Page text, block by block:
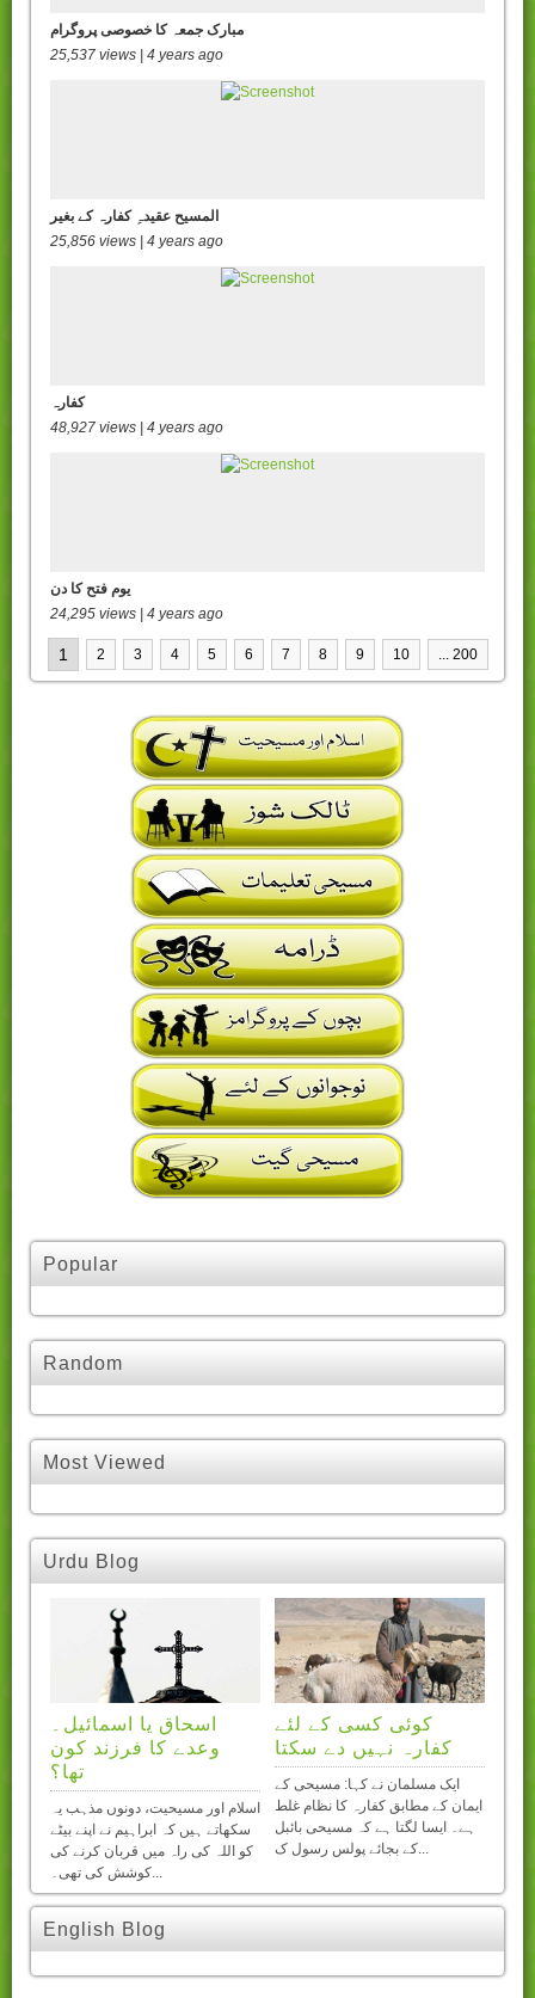
مبارک جمعہ کا خصوصی پروگرام
25,537 views | 4 years ago
المسیح عقیدہِ کفارہ کے بغیر
25,856 views | 4 years ago
کفارہ
48,927 views | 4 years ago
یوم فتح کا دن
24,295 views | 4 years ago
1 2 3 4 5 6 7 8 9 10 ... 200
Popular
Random
Most Viewed
Urdu Blog
اسحاق یا اسمائیل۔
وعدے کا فرزند کون
تھا؟
اسلام اور مسیحیت، دونوں مذہب یہ
سکھاتے ہیں کہ ابراہیم نے اپنے بیٹے
کو اللہ کی راہ میں قربان کرنے کی
کوئی کسی کے لئے
کفارہ نہیں دے سکتا
ایک مسلمان نے کہا: مسیحی کے
ایمان کے مطابق کفارہ کا نظام غلط
ہے۔ ایسا لگتا ہے کہ مسیحی بائبل
English Blog